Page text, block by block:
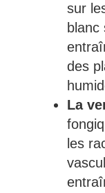
sur
blanc
des
La
les